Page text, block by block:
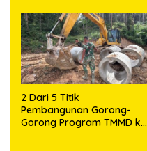
2 Dari 5 Titik
Pembangunan Gorong-
Gorong Program TMMD ke